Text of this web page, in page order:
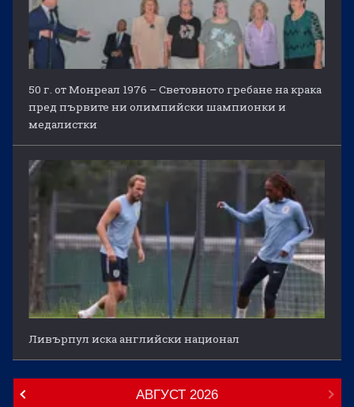
50 г. от Монреал 1976 – Световното гребане на крака
пред първите ни олимпийски шампионки и
медалистки
Ливърпул иска английски национал
АВГУСТ 2026